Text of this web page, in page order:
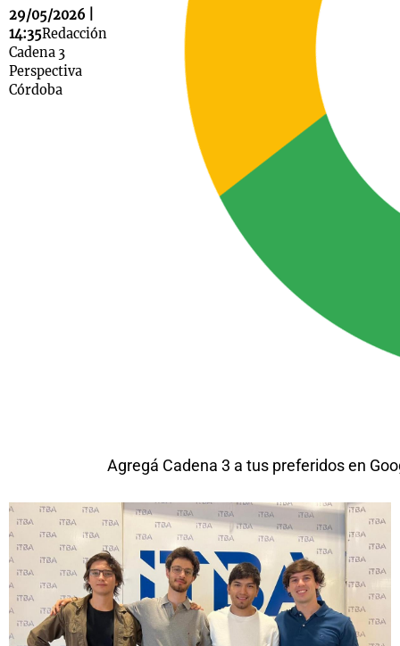
29/05/2026 |
14:35Redacción
Cadena 3
Perspectiva
Córdoba
Agregá Cadena 3 a tus preferidos en